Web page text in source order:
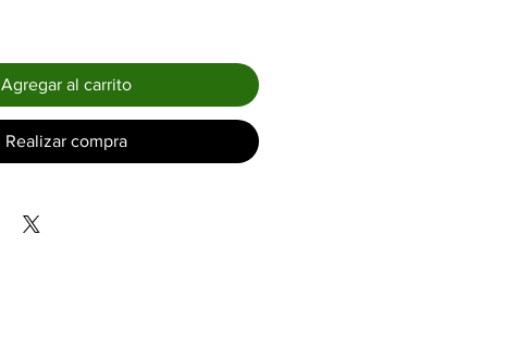
Agregar al carrito
Realizar compra